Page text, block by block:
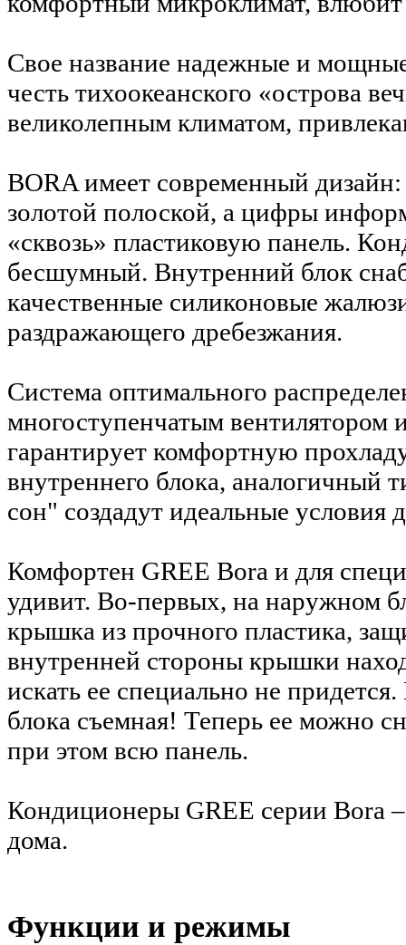
Свое название надежные и
честь тихоокеанского «острова
великолепным климатом,
BORA имеет современный
золотой полоской, а цифры
«сквозь» пластиковую панель.
бесшумный. Внутренний блок
качественные силиконовые
раздражающего дребезжания.
Система оптимального
многоступенчатым вентилятором
гарантирует комфортную
внутреннего блока,
сон" создадут идеальные условия
Комфортен GREE Bora и для
удивит. Во-первых, на наружном
крышка из прочного пластика,
внутренней стороны крышки
искать ее специально не
блока съемная! Теперь ее можно
при этом всю панель.
Кондиционеры GREE серии Bora
дома.
Функции и режимы